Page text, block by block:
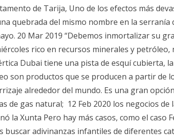
de Tarija, Uno de los efectos más
quebrada del mismo nombre en la
20 Mar 2019 “Debemos inmortalizar su
rico en recursos minerales y petróleo,
Dubai tiene una pista de esquí cubierta,
son productos que se producen a partir de
alrededor del mundo. Es una gran
de gas natural; 12 Feb 2020 los negocios de
la Xunta Pero hay más casos, como el caso
buscar adivinanzas infantiles de diferentes